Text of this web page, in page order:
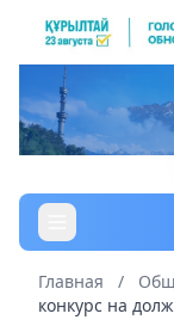
Главная /
конкурс на